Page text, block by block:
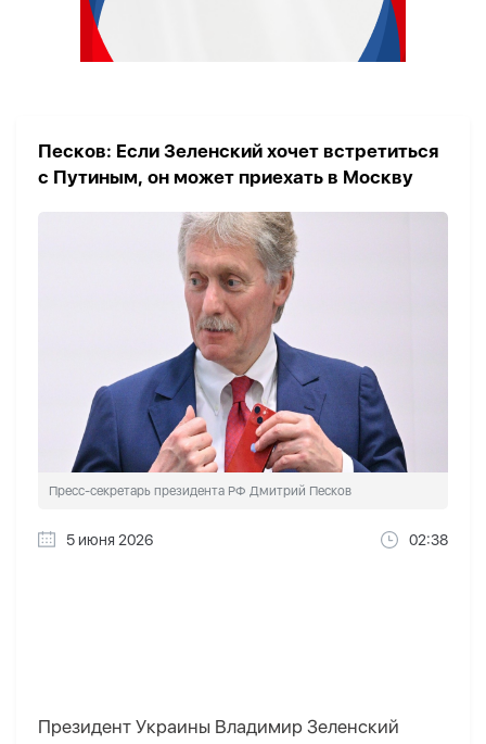
Песков: Если Зеленский хочет встретиться
с Путиным, он может приехать в Москву
Пресс-секретарь президента РФ Дмитрий Песков
5 июня 2026 02:38
Президент Украины Владимир Зеленский